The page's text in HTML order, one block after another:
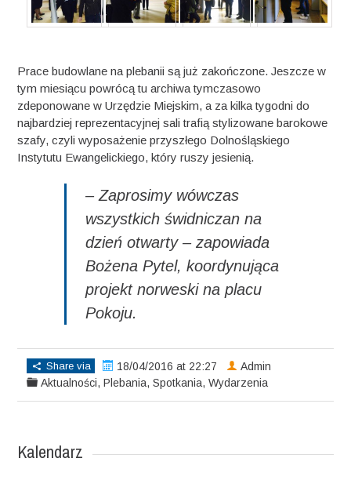
Prace budowlane na plebanii są już zakończone. Jeszcze w
tym miesiącu powrócą tu archiwa tymczasowo
zdeponowane w Urzędzie Miejskim, a za kilka tygodni do
najbardziej reprezentacyjnej sali trafią stylizowane barokowe
szafy, czyli wyposażenie przyszłego Dolnośląskiego
Instytutu Ewangelickiego, który ruszy jesienią.
– Zaprosimy wówczas
wszystkich świdniczan na
dzień otwarty – zapowiada
Bożena Pytel, koordynująca
projekt norweski na placu
Pokoju.
Share via
18/04/2016 at 22:27
Aktualności,Plebania,Spotkania,Wydarzenia
Admin
Kalendarz